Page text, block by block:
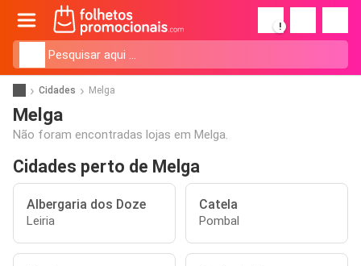
!
Cidades Melga
Melga
Não foram encontradas lojas em Melga.
Cidades perto de Melga
Albergaria dos Doze
Leiria
Catela
Pombal